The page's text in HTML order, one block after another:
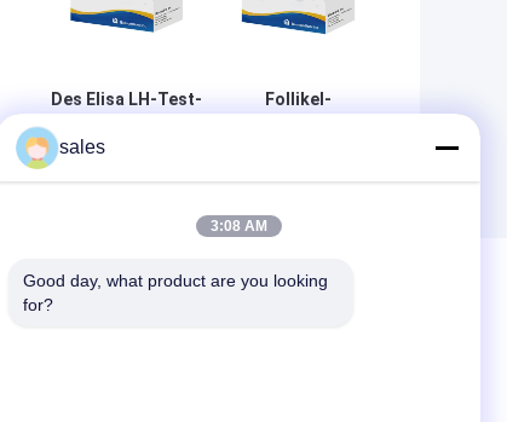
Des Elisa LH-Test-
Streifen-ISO13485 PC
Luteinisierungshormon-
Test-der Ausrüstungs-
Follikel-
BIOVANTION Kit
HINTERLASSEN
sales
3:08 AM
Good day, what product are you looking
for?